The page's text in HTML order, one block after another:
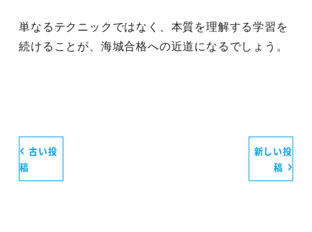
単なるテクニックではなく、本質を理解する学習を
続けることが、海城合格への近道になるでしょう。
古い投
稿
新しい投
稿